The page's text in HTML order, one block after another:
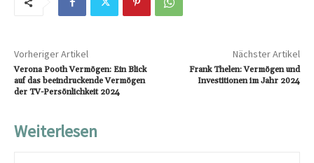
Vorheriger Artikel
Verona Pooth Vermögen: Ein Blick
auf das beeindruckende Vermögen
der TV-Persönlichkeit 2024
Nächster Artikel
Frank Thelen: Vermögen und
Investitionen im Jahr 2024
Weiterlesen